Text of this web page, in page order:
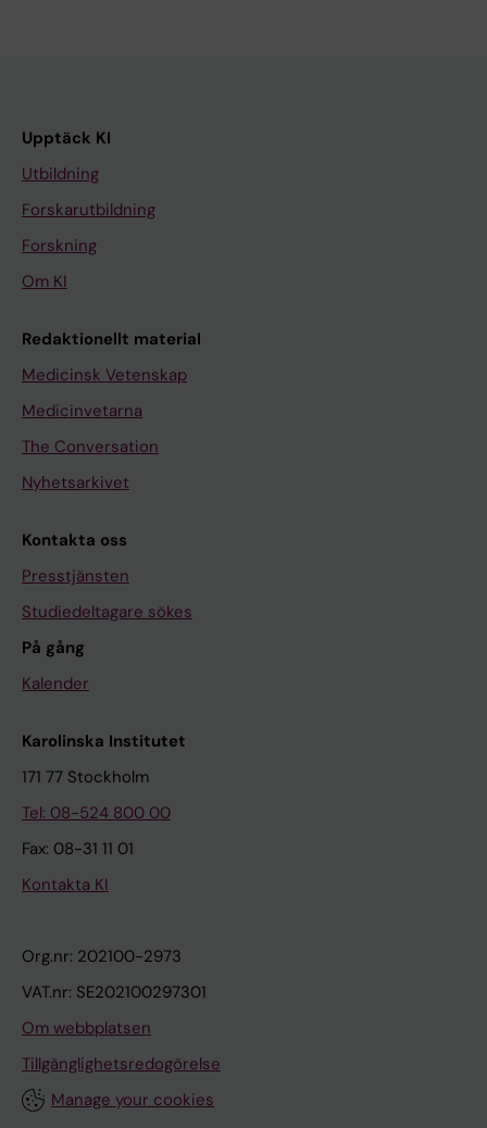
Upptäck KI
Utbildning
Forskarutbildning
Forskning
Om KI
Redaktionellt material
Medicinsk Vetenskap
Medicinvetarna
The Conversation
Nyhetsarkivet
Kontakta oss
Presstjänsten
Studiedeltagare sökes
På gång
Kalender
Karolinska Institutet
171 77 Stockholm
Tel: 08-524 800 00
Fax: 08-31 11 01
Kontakta KI
Org.nr: 202100-2973
VAT.nr: SE202100297301
Om webbplatsen
Tillgänglighetsredogörelse
Manage your cookies